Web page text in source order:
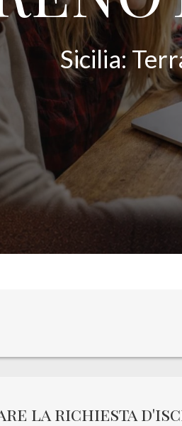
Sicilia:
la richiesta